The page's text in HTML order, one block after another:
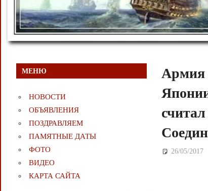
Армия
26/05/2017
МЕНЮ
НОВОСТИ
ОБЪЯВЛЕНИЯ
ПОЗДРАВЛЯЕМ
ПАМЯТНЫЕ ДАТЫ
ФОТО
ВИДЕО
КАРТА САЙТА